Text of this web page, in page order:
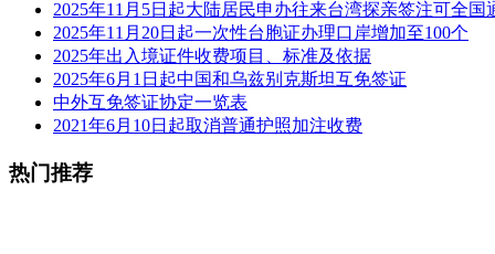
2025年11月5日起大陆居民申办往来台湾探亲签注可全国
2025年11月20日起一次性台胞证办理口岸增加至100个
2025年出入境证件收费项目、标准及依据
2025年6月1日起中国和乌兹别克斯坦互免签证
中外互免签证协定一览表
2021年6月10日起取消普通护照加注收费
热门推荐